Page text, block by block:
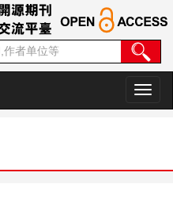
切
换